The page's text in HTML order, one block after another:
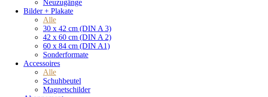
Neuzugänge
Bilder + Plakate
Alle
30 x 42 cm (DIN A 3)
42 x 60 cm (DIN A 2)
60 x 84 cm (DIN A1)
Sonderformate
Accessoires
Alle
Schuhbeutel
Magnetschilder